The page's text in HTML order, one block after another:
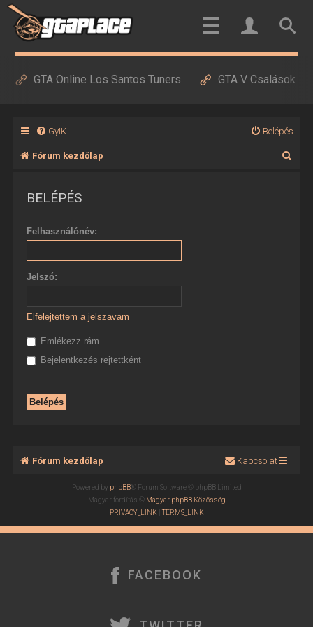
GTA Online Los Santos Tuners GTA V Csalások
GyIK Belépés
Fórum kezdőlap
BELÉPÉS
Felhasználónév:
Jelszó:
Elfelejtettem a jelszavam
Emlékezz rám
Bejelentkezés rejtettként
Fórum kezdőlap Kapcsolat
Powered by phpBB® Forum Software © phpBB Limited
Magyar fordítás © Magyar phpBB Közösség
PRIVACY_LINK |TERMS_LINK
FACEBOOK